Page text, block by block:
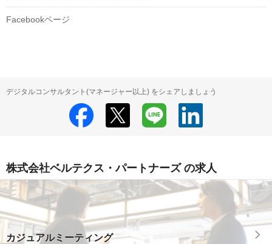
Facebookページ
デジタルコンサルタント(マネージャー以上) をシェアしましょう
株式会社ベルテクス・パートナーズ の求人
カジュアルミーティング